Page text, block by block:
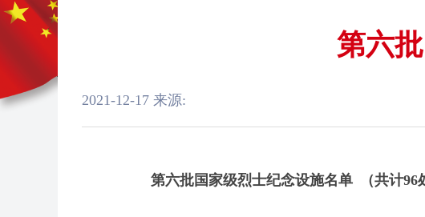
第六
2021-12-17 来源:
第六批国家级烈士纪念设施名单 （共计96